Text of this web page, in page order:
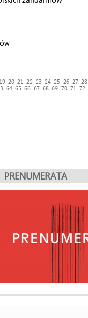
19 20 21 22 23 24 25 26 27 28
64 65 66 67 68 69 70 71 72
PRENUMERATA